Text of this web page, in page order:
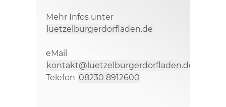
Mehr Infos unter
luetzelburgerdorfladen.de
eMail
kontakt@luetzelburgerdorfladen.de
Telefon 08230 8912600